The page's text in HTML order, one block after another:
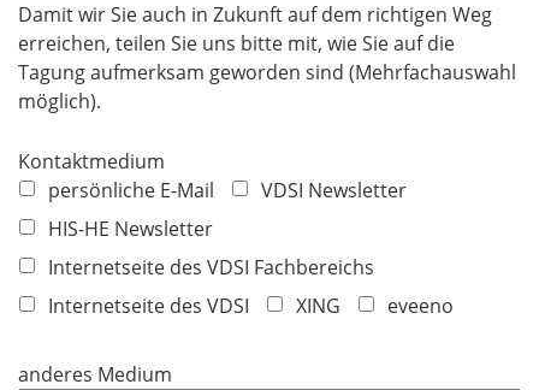
Damit wir Sie auch in Zukunft auf dem richtigen Weg
erreichen, teilen Sie uns bitte mit, wie Sie auf die
Tagung aufmerksam geworden sind (Mehrfachauswahl
möglich).
Kontaktmedium
persönliche E-Mail
VDSI Newsletter
HIS-HE Newsletter
Internetseite des VDSI Fachbereichs
Internetseite des VDSI
XING eveeno
anderes Medium